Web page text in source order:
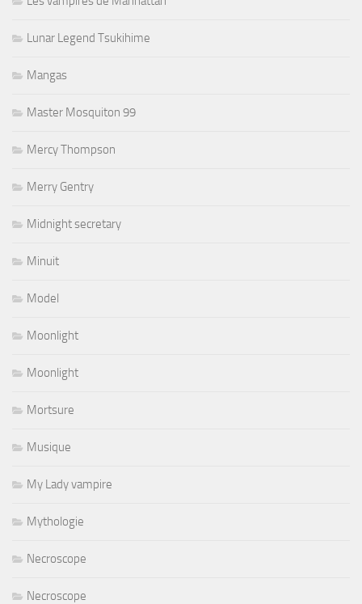
Lunar Legend Tsukihime
Mangas
Master Mosquiton 99
Mercy Thompson
Merry Gentry
Midnight secretary
Minuit
Model
Moonlight
Moonlight
Mortsure
Musique
My Lady vampire
Mythologie
Necroscope
Necroscope